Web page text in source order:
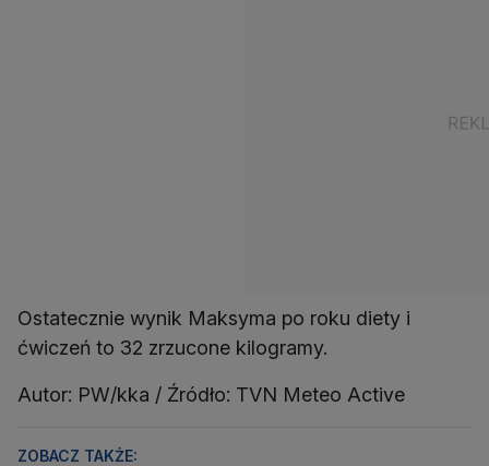
Ostatecznie wynik Maksyma po roku diety i
ćwiczeń to 32 zrzucone kilogramy.
Autor: PW/kka / Źródło: TVN Meteo Active
ZOBACZ TAKŻE: